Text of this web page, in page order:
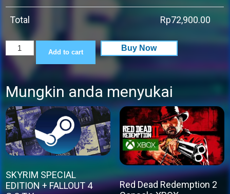
Total Rp72,900.00
Risk
of
Rain
2:
Alloyed
Collective
quantity
Add to cart Buy Now
Mungkin anda menyukai
SKYRIM SPECIAL
EDITION + FALLOUT 4
Red Dead Redemption 2